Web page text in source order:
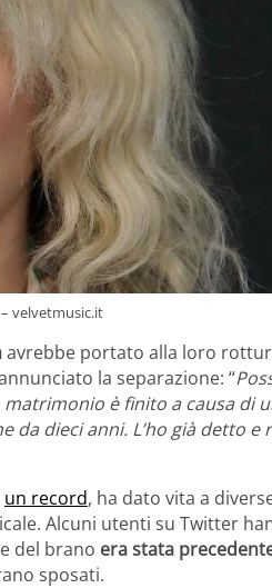
velvetmusic.it
avrebbe portato alla loro
la separazione: “
è finito a causa di
da dieci anni. L’ho già detto e
un record, ha dato vita a
Alcuni utenti su Twitter
del brano era stata
sposati.